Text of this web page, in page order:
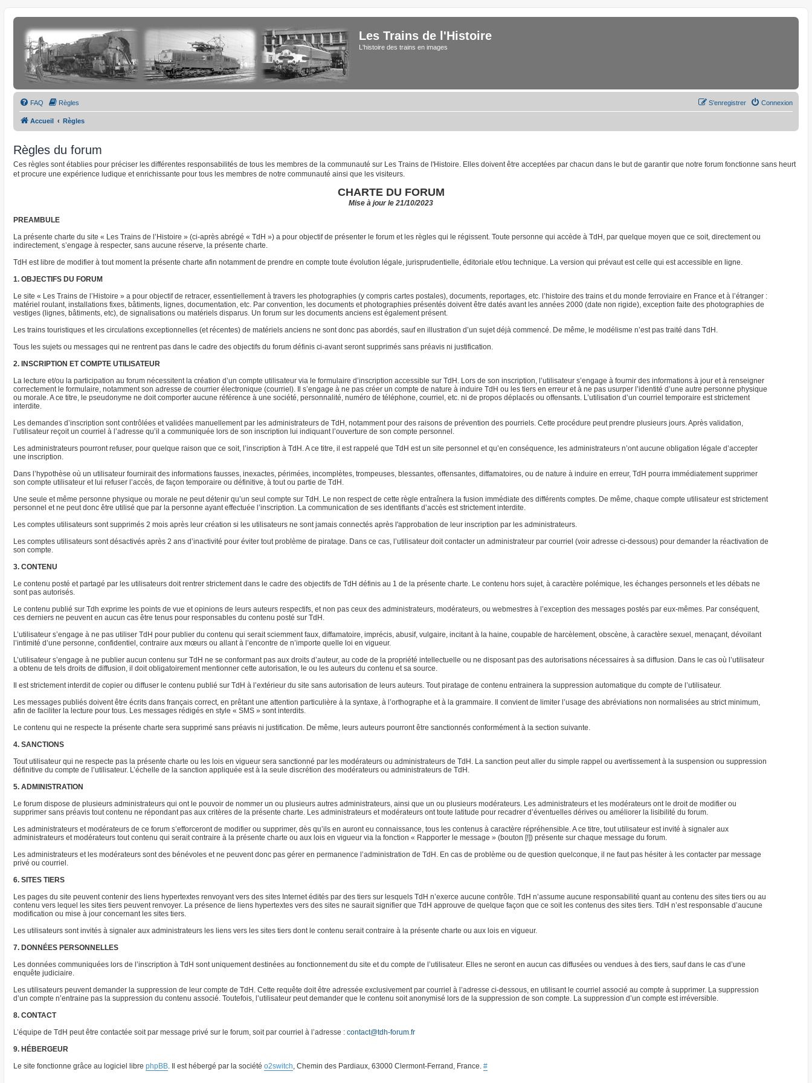
Les Trains de l'Histoire
L'histoire des trains en images
FAQ Règles Connexion
S’enregistrer
Accueil Règles
Règles du forum
Ces règles sont établies pour préciser les différentes responsabilités de tous les membres de la communauté sur Les Trains de l'Histoire. Elles doivent être acceptées par chacun dans le but de garantir que notre forum fonctionne sans heurt
et procure une expérience ludique et enrichissante pour tous les membres de notre communauté ainsi que les visiteurs.
CHARTE DU FORUM
Mise à jour le 21/10/2023
PREAMBULE
La présente charte du site « Les Trains de l’Histoire » (ci-après abrégé « TdH ») a pour objectif de présenter le forum et les règles qui le régissent. Toute personne qui accède à TdH, par quelque moyen que ce soit, directement ou
indirectement, s’engage à respecter, sans aucune réserve, la présente charte.
TdH est libre de modifier à tout moment la présente charte afin notamment de prendre en compte toute évolution légale, jurisprudentielle, éditoriale et/ou technique. La version qui prévaut est celle qui est accessible en ligne.
1. OBJECTIFS DU FORUM
Le site « Les Trains de l’Histoire » a pour objectif de retracer, essentiellement à travers les photographies (y compris cartes postales), documents, reportages, etc. l’histoire des trains et du monde ferroviaire en France et à l’étranger :
matériel roulant, installations fixes, bâtiments, lignes, documentation, etc. Par convention, les documents et photographies présentés doivent être datés avant les années 2000 (date non rigide), exception faite des photographies de
vestiges (lignes, bâtiments, etc), de signalisations ou matériels disparus. Un forum sur les documents anciens est également présent.
Les trains touristiques et les circulations exceptionnelles (et récentes) de matériels anciens ne sont donc pas abordés, sauf en illustration d’un sujet déjà commencé. De même, le modélisme n’est pas traité dans TdH.
Tous les sujets ou messages qui ne rentrent pas dans le cadre des objectifs du forum définis ci-avant seront supprimés sans préavis ni justification.
2. INSCRIPTION ET COMPTE UTILISATEUR
La lecture et/ou la participation au forum nécessitent la création d’un compte utilisateur via le formulaire d’inscription accessible sur TdH. Lors de son inscription, l’utilisateur s’engage à fournir des informations à jour et à renseigner
correctement le formulaire, notamment son adresse de courrier électronique (courriel). Il s’engage à ne pas créer un compte de nature à induire TdH ou les tiers en erreur et à ne pas usurper l’identité d’une autre personne physique
ou morale. A ce titre, le pseudonyme ne doit comporter aucune référence à une société, personnalité, numéro de téléphone, courriel, etc. ni de propos déplacés ou offensants. L’utilisation d’un courriel temporaire est strictement
interdite.
Les demandes d’inscription sont contrôlées et validées manuellement par les administrateurs de TdH, notamment pour des raisons de prévention des pourriels. Cette procédure peut prendre plusieurs jours. Après validation,
l’utilisateur reçoit un courriel à l’adresse qu’il a communiquée lors de son inscription lui indiquant l’ouverture de son compte personnel.
Les administrateurs pourront refuser, pour quelque raison que ce soit, l’inscription à TdH. A ce titre, il est rappelé que TdH est un site personnel et qu’en conséquence, les administrateurs n’ont aucune obligation légale d’accepter
une inscription.
Dans l’hypothèse où un utilisateur fournirait des informations fausses, inexactes, périmées, incomplètes, trompeuses, blessantes, offensantes, diffamatoires, ou de nature à induire en erreur, TdH pourra immédiatement supprimer
son compte utilisateur et lui refuser l’accès, de façon temporaire ou définitive, à tout ou partie de TdH.
Une seule et même personne physique ou morale ne peut détenir qu’un seul compte sur TdH. Le non respect de cette règle entraînera la fusion immédiate des différents comptes. De même, chaque compte utilisateur est strictement
personnel et ne peut donc être utilisé que par la personne ayant effectuée l’inscription. La communication de ses identifiants d’accès est strictement interdite.
Les comptes utilisateurs sont supprimés 2 mois après leur création si les utilisateurs ne sont jamais connectés après l'approbation de leur inscription par les administrateurs.
Les comptes utilisateurs sont désactivés après 2 ans d’inactivité pour éviter tout problème de piratage. Dans ce cas, l’utilisateur doit contacter un administrateur par courriel (voir adresse ci-dessous) pour demander la réactivation de
son compte.
3. CONTENU
Le contenu posté et partagé par les utilisateurs doit rentrer strictement dans le cadre des objectifs de TdH définis au 1 de la présente charte. Le contenu hors sujet, à caractère polémique, les échanges personnels et les débats ne
sont pas autorisés.
Le contenu publié sur Tdh exprime les points de vue et opinions de leurs auteurs respectifs, et non pas ceux des administrateurs, modérateurs, ou webmestres à l’exception des messages postés par eux-mêmes. Par conséquent,
ces derniers ne peuvent en aucun cas être tenus pour responsables du contenu posté sur TdH.
L’utilisateur s’engage à ne pas utiliser TdH pour publier du contenu qui serait sciemment faux, diffamatoire, imprécis, abusif, vulgaire, incitant à la haine, coupable de harcèlement, obscène, à caractère sexuel, menaçant, dévoilant
l’intimité d’une personne, confidentiel, contraire aux mœurs ou allant à l’encontre de n’importe quelle loi en vigueur.
L’utilisateur s’engage à ne publier aucun contenu sur TdH ne se conformant pas aux droits d’auteur, au code de la propriété intellectuelle ou ne disposant pas des autorisations nécessaires à sa diffusion. Dans le cas où l’utilisateur
a obtenu de tels droits de diffusion, il doit obligatoirement mentionner cette autorisation, le ou les auteurs du contenu et sa source.
Il est strictement interdit de copier ou diffuser le contenu publié sur TdH à l’extérieur du site sans autorisation de leurs auteurs. Tout piratage de contenu entrainera la suppression automatique du compte de l’utilisateur.
Les messages publiés doivent être écrits dans français correct, en prêtant une attention particulière à la syntaxe, à l’orthographe et à la grammaire. Il convient de limiter l’usage des abréviations non normalisées au strict minimum,
afin de faciliter la lecture pour tous. Les messages rédigés en style « SMS » sont interdits.
Le contenu qui ne respecte la présente charte sera supprimé sans préavis ni justification. De même, leurs auteurs pourront être sanctionnés conformément à la section suivante.
4. SANCTIONS
Tout utilisateur qui ne respecte pas la présente charte ou les lois en vigueur sera sanctionné par les modérateurs ou administrateurs de TdH. La sanction peut aller du simple rappel ou avertissement à la suspension ou suppression
définitive du compte de l’utilisateur. L’échelle de la sanction appliquée est à la seule discrétion des modérateurs ou administrateurs de TdH.
5. ADMINISTRATION
Le forum dispose de plusieurs administrateurs qui ont le pouvoir de nommer un ou plusieurs autres administrateurs, ainsi que un ou plusieurs modérateurs. Les administrateurs et les modérateurs ont le droit de modifier ou
supprimer sans préavis tout contenu ne répondant pas aux critères de la présente charte. Les administrateurs et modérateurs ont toute latitude pour recadrer d’éventuelles dérives ou améliorer la lisibilité du forum.
Les administrateurs et modérateurs de ce forum s’efforceront de modifier ou supprimer, dès qu’ils en auront eu connaissance, tous les contenus à caractère répréhensible. A ce titre, tout utilisateur est invité à signaler aux
administrateurs et modérateurs tout contenu qui serait contraire à la présente charte ou aux lois en vigueur via la fonction « Rapporter le message » (bouton [!]) présente sur chaque message du forum.
Les administrateurs et les modérateurs sont des bénévoles et ne peuvent donc pas gérer en permanence l’administration de TdH. En cas de problème ou de question quelconque, il ne faut pas hésiter à les contacter par message
privé ou courriel.
6. SITES TIERS
Les pages du site peuvent contenir des liens hypertextes renvoyant vers des sites Internet édités par des tiers sur lesquels TdH n’exerce aucune contrôle. TdH n’assume aucune responsabilité quant au contenu des sites tiers ou au
contenu vers lequel les sites tiers peuvent renvoyer. La présence de liens hypertextes vers des sites ne saurait signifier que TdH approuve de quelque façon que ce soit les contenus des sites tiers. TdH n’est responsable d’aucune
modification ou mise à jour concernant les sites tiers.
Les utilisateurs sont invités à signaler aux administrateurs les liens vers les sites tiers dont le contenu serait contraire à la présente charte ou aux lois en vigueur.
7. DONNÉES PERSONNELLES
Les données communiquées lors de l’inscription à TdH sont uniquement destinées au fonctionnement du site et du compte de l’utilisateur. Elles ne seront en aucun cas diffusées ou vendues à des tiers, sauf dans le cas d’une
enquête judiciaire.
Les utilisateurs peuvent demander la suppression de leur compte de TdH. Cette requête doit être adressée exclusivement par courriel à l’adresse ci-dessous, en utilisant le courriel associé au compte à supprimer. La suppression
d’un compte n’entraine pas la suppression du contenu associé. Toutefois, l’utilisateur peut demander que le contenu soit anonymisé lors de la suppression de son compte. La suppression d’un compte est irréversible.
8. CONTACT
L’équipe de TdH peut être contactée soit par message privé sur le forum, soit par courriel à l’adresse : contact@tdh-forum.fr
9. HÉBERGEUR
Le site fonctionne grâce au logiciel libre phpBB. Il est hébergé par la société o2switch, Chemin des Pardiaux, 63000 Clermont-Ferrand, France. #